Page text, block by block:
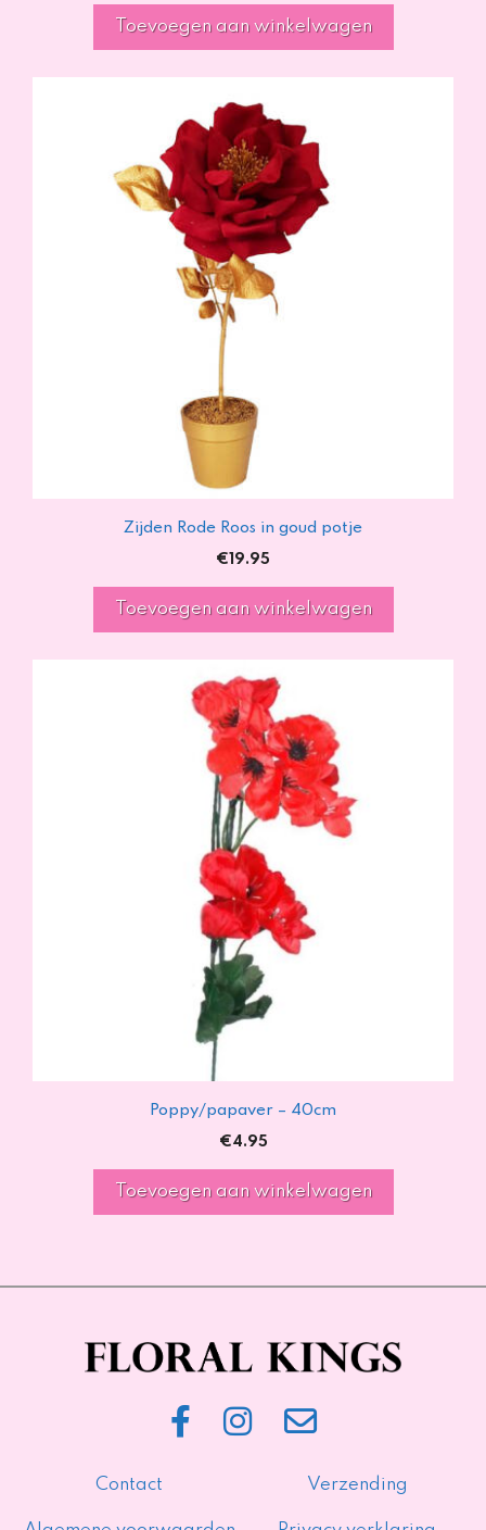
Toevoegen aan winkelwagen
Zijden Rode Roos in goud potje
€ 19.95
Toevoegen aan winkelwagen
Poppy/papaver – 40cm
€4.95
Toevoegen aan winkelwagen
Contact Verzending